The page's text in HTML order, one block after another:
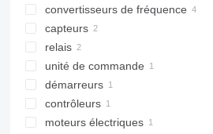
convertisseurs de fréquence
capteurs
relais
unité de commande
démarreurs
contrôleurs
moteurs électriques